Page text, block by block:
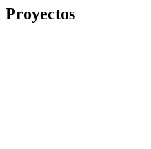
Proyectos